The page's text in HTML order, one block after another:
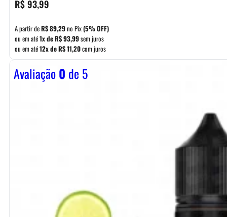
R$93,99
A partir deR$89,29no Pix(5% OFF)
ou em até1x deR$93,99sem juros
ou em até12x deR$11,20com juros
Avaliação0 de 5